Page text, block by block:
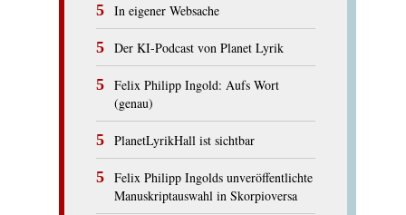
In eigener Websache
Der KI-Podcast von Planet Lyrik
Felix Philipp Ingold: Aufs Wort
(genau)
PlanetLyrikHall ist sichtbar
Felix Philipp Ingolds unveröffentlichte
Manuskriptauswahl in Skorpioversa